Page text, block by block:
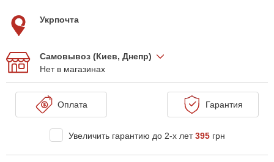
Укрпочта
Самовывоз (Киев, Днепр)
Нет в магазинах
Оплата Гарантия
Увеличить гарантию до 2-х лет395 грн